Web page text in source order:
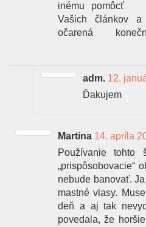
inému pomôcť
Vašich článkov
očarená
adm. 12.
Ďakujem
Martina 14. apríla
Používanie tohto
„prispôsobovacie“
nebude banovať.
mastné vlasy.
deň a aj tak
povedala, že